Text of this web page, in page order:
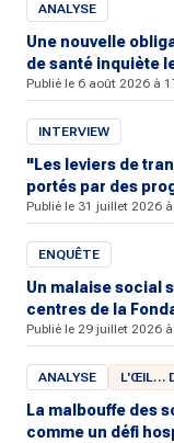
ANALYSE
Une nouvelle
de santé inquiète
Publié le 6 août 2026 à
INTERVIEW
"Les leviers de
portés par des
Publié le 31 juillet 2026
ENQUÊTE
Un malaise social
centres de la
Publié le 29 juillet 2026
ANALYSE L'ŒIL…
La malbouffe des
comme un défi